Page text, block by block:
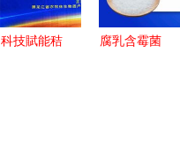
物技術
(shù)推廣
會在我校順
利召開
科技賦能秸
腐乳含霉菌